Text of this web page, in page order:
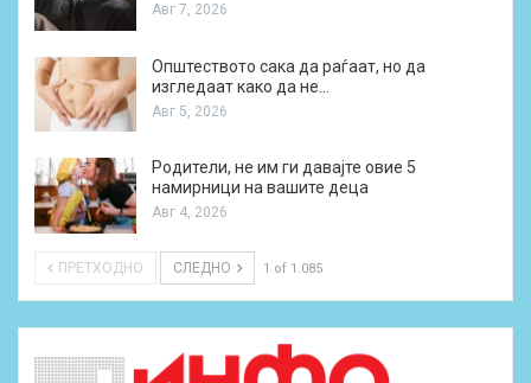
Авг 7, 2026
Општеството сака да раѓаат, но да
изгледаат како да не…
Авг 5, 2026
Родители, не им ги давајте овие 5
намирници на вашите деца
Авг 4, 2026
ПРЕТХОДНО СЛЕДНО 1 of 1.085